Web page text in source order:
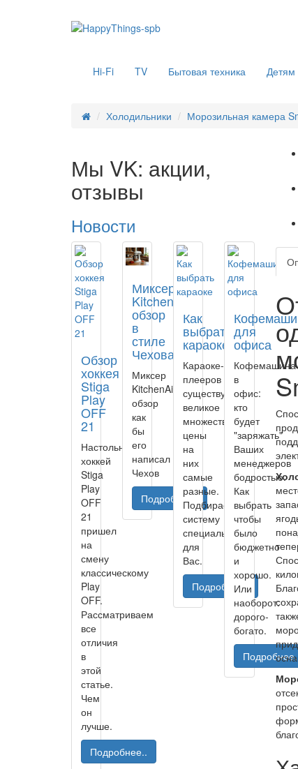
Hi-Fi TV Бытовая техника Детям
Холодильники Морозильная камера
Мы VK: акции,
отзывы
Новости
Обзор
хоккея
Stiga
Play
OFF
21
Настольный
хоккей
Stiga
Play
OFF
21
пришел
на
смену
классическому
Play
OFF.
Рассматриваем
все
отличия
в
этой
статье.
Чем
он
лучше.
Подробнее..
Миксер
KitchenAid
обзор
в
стиле
Чехова
Миксер
KitchenAid
обзор
как
бы
его
написал
Чехов
Подробнее..
Как
выбрать
караоке
Караоке-
плееров
существует
великое
множество,
цены
на
них
самые
разные.
Подбираем
систему
специально
для
Вас.
Подробнее..
для
офиса
Кофемашина
в
офис:
кто
будет
"заряжать"
Ваших
менеджеров
бодростью.
Как
выбрать
чтобы
было
бюджетно
и
хорошо.
Или
наоборот:
дорого-
богато.